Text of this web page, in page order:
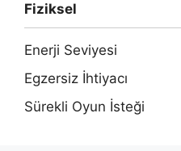
Fiziksel
Enerji Seviyesi
Egzersiz İhtiyacı
Sürekli Oyun İsteği